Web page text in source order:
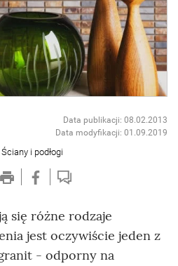
Data publikacji: 08.02.2013
Data modyfikacji: 01.09.2019
Ściany i podłogi
się różne rodzaje
jest oczywiście jeden z
- odporny na